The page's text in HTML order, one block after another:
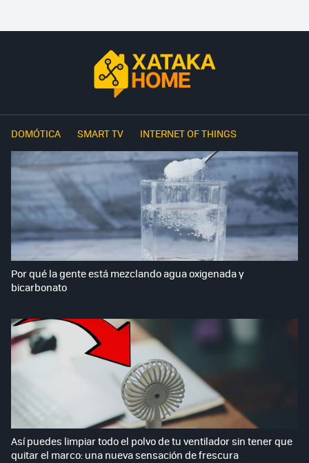
DOMÓTICA SMART TV INTERNET OF THINGS
Por qué la gente está mezclando agua oxigenada y
bicarbonato
Así puedes limpiar todo el polvo de tu ventilador sin tener que
quitar el marco: una nueva sensación de frescura